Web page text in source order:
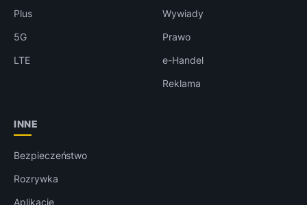
Plus
5G
LTE
Wywiady
Prawo
e-Handel
Reklama
INNE
Bezpieczeństwo
Rozrywka
Aplikacje